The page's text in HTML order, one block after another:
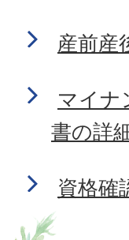
産前産
マイナ
書の詳
資格確